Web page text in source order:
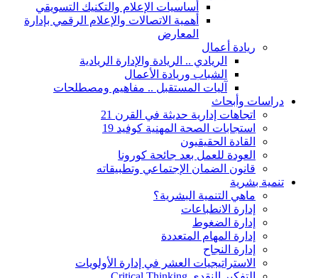
أساسيات الإعلام والتكنيك التسويقي
أهمية الاتصالات والإعلام الرقمي بإدارة
المعارض
ريادة أعمال
الريادي .. الريادة والإدارة الريادية
الشباب وريادة الأعمال
آليات المستقبل .. مفاهيم ومصطلحات
دراسات وأبحاث
اتجاهات إدارية حديثة في القرن 21
استجابات الصحة المهنية كوفيد 19
القادة الحقيقيون
العودة للعمل بعد جائحة كورونا
قانون الضمان الإجتماعي وتطبيقاته
تنمية بشرية
ماهي التنمية البشرية؟
إدارة الانطباعات
إدارة الضغوط
إدارة المهام المتعددة
إدارة النجاح
الاستراتيجيات العشر في إدارة الأولويات